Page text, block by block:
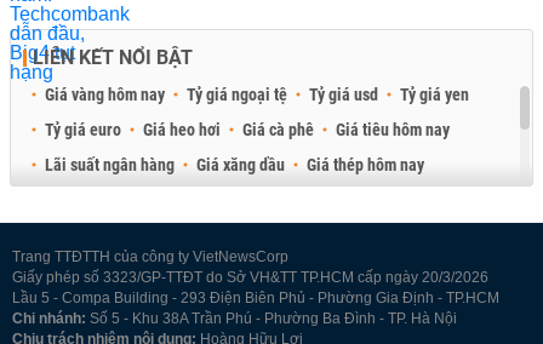
LIÊN KẾT NỔI BẬT
Giá vàng hôm nay Tỷ giá ngoại tệ Tỷ giá usd
Tỷ giá yen
Tỷ giá euro
Giá heo hơi Giá cà phê
Giá tiêu hôm nay
Lãi suất ngân hàng
Giá xăng dầu
Giá thép hôm nay
Trang TTĐTTH của công ty VietNewsCorp
Giấy phép số 3323/GP-TTĐT do Sở VH&TT TP.HCM cấp ngày 20/3/2026
Lầu 5 - Compa Building - 293 Điện Biên Phủ - Phường Gia Định - TP.HCM
Chi nhánh: Số 5 - Khu 38A Trần Phú - Phường Ba Đình - TP. Hà Nội
Chịu trách nhiệm nội dung: Hoàng Hữu Lợi